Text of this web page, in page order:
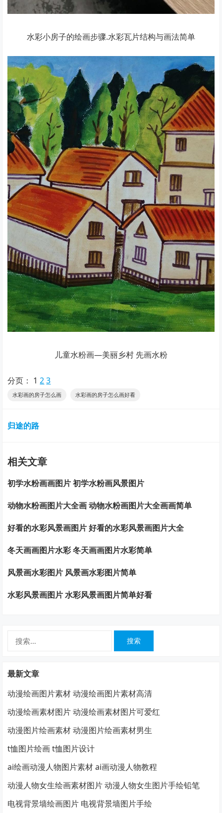
水彩小房子的绘画步骤.水彩瓦片结构与画法简单
儿童水粉画—美丽乡村 先画水粉
分页： 1 2 3
水彩画的房子怎么画 水彩画的房子怎么画好看
归途的路
相关文章
初学水粉画画图片 初学水粉画风景图片
动物水粉画图片大全画 动物水粉画图片大全画画简单
好看的水彩风景画图片 好看的水彩风景画图片大全
冬天画画图片水彩 冬天画画图片水彩简单
风景画水彩图片 风景画水彩图片简单
水彩风景画图片 水彩风景画图片简单好看
最新文章
动漫绘画图片素材 动漫绘画图片素材高清
动漫绘画素材图片 动漫绘画素材图片可爱红
动漫图片绘画素材 动漫图片绘画素材男生
t恤图片绘画 t恤图片设计
ai绘画动漫人物图片素材 ai画动漫人物教程
动漫人物女生绘画素材图片 动漫人物女生图片手绘铅笔
电视背景墙绘画图片 电视背景墙图片手绘